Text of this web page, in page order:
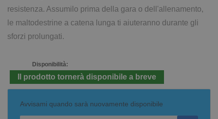
resistenza. Assumilo prima della gara o dell'allenamento,
le maltodestrine a catena lunga ti aiuteranno durante gli
sforzi prolungati.
Disponibilità:
Il prodotto tornerà disponibile a breve
Avvisami quando sarà nuovamente disponibile